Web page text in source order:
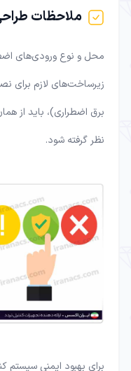
ملاحظات
محل و نوع ورودی‌های
زیرساخت‌های لازم برای
برق اضطراری)، باید از
نظر گرفته شود.
برای بهبود ایمنی سیستم